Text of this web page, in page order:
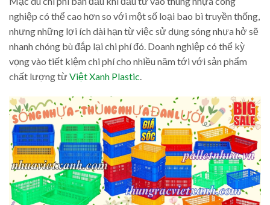
nghiệp có thể cao hơn so với một số loại bao bì truyền thống,
nhưng những lợi ích dài hạn từ việc sử dụng sóng nhựa hở sẽ
nhanh chóng bù đắp lại chi phí đó. Doanh nghiệp có thể kỳ
vọng vào tiết kiệm chi phí cho nhiều năm tới với sản phẩm
chất lượng từViệt Xanh Plastic.